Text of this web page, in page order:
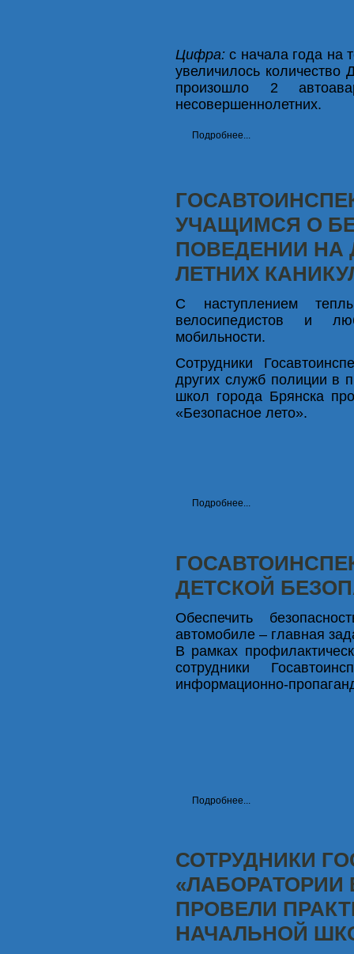
Цифра: с начала года на
увеличилось
произошло 2
несовершеннолетних.
Подробнее...
УЧАЩИМСЯ О
ПОВЕДЕНИИ НА
ЛЕТНИХ
С наступлением
велосипедистов и
мобильности.
Сотрудники
других служб полиции в
школ города Брянска
«Безопасное лето».
Подробнее...
ДЕТСКОЙ
Обеспечить
автомобиле – главная
В рамках
сотрудники
информационно-
Подробнее...
СОТРУДНИКИ
«ЛАБОРАТОРИИ
ПРОВЕЛИ
НАЧАЛЬНОЙ